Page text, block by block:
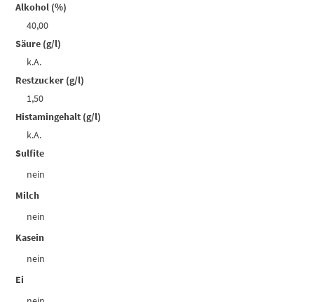
Alkohol (%)
40,00
Säure (g/l)
k.A.
Restzucker (g/l)
1,50
Histamingehalt (g/l)
k.A.
Sulfite
nein
Milch
nein
Kasein
nein
Ei